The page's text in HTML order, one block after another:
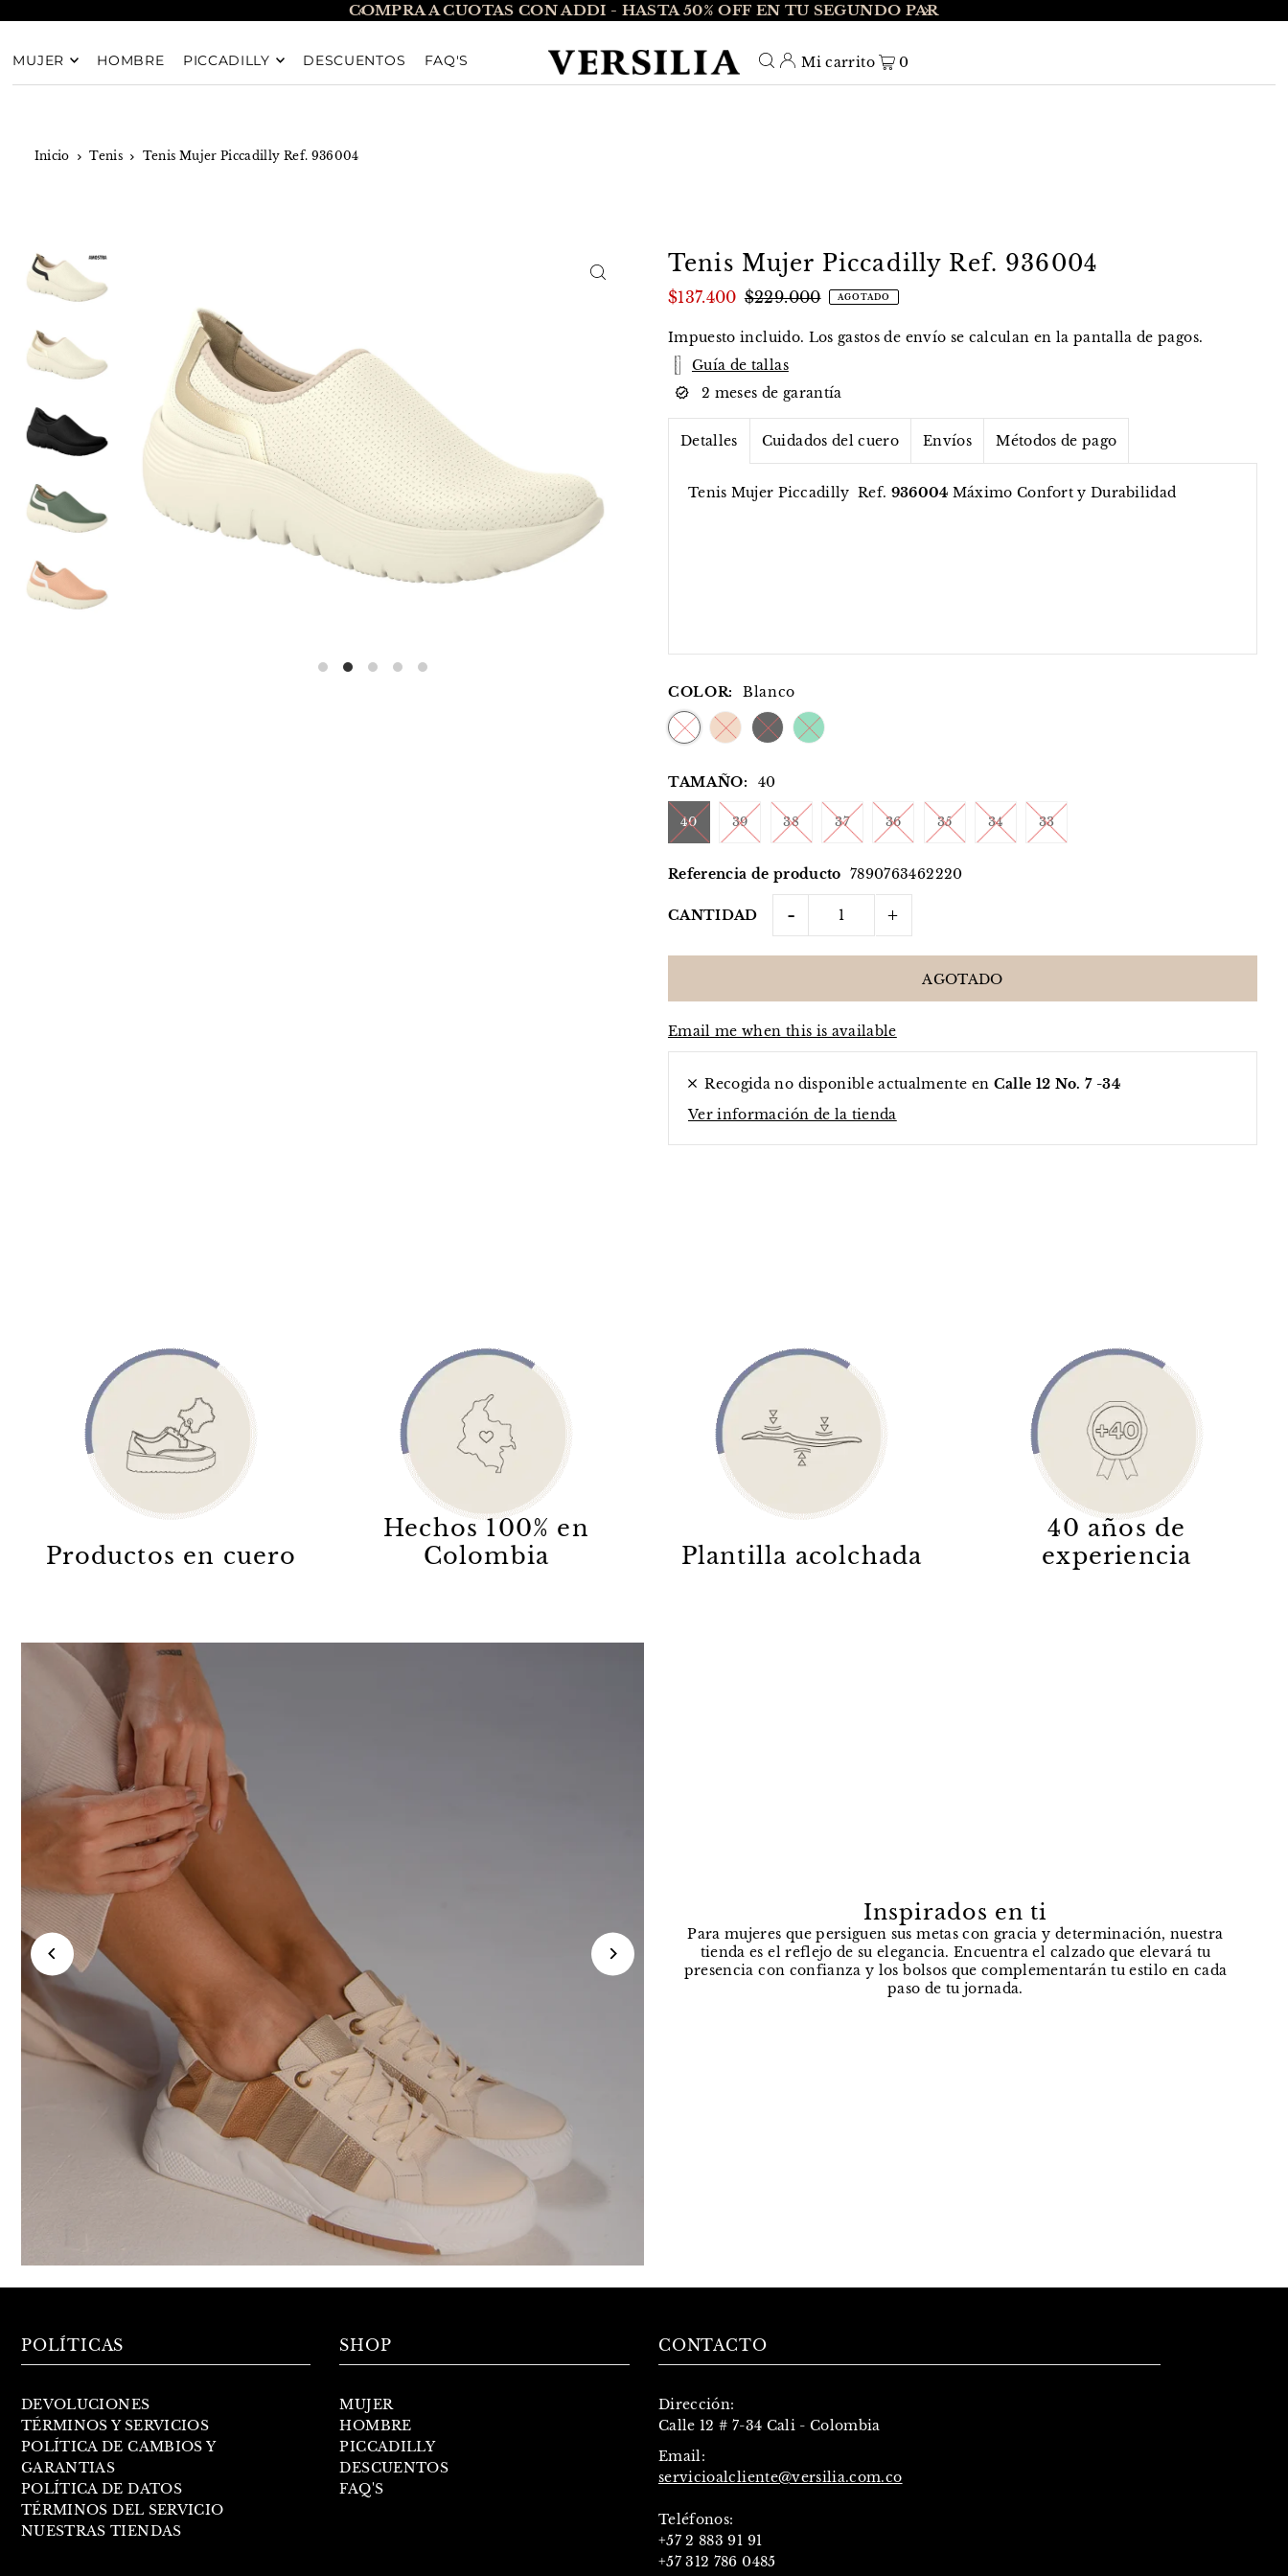
TRANSLATION MISSING: ES.ACCESSIBILITY.SKIP_TO_TEXT
COMPRA A CUOTAS CON ADDI - HASTA 50% OFF EN TU SEGUNDO PAR
MUJER HOMBRE PICCADILLY DESCUENTOS FAQ'S Mi carrito 0
Inicio Tenis Tenis Mujer Piccadilly Ref. 936004
Tenis Mujer Piccadilly Ref. 936004
$137.400 $229.000 AGOTADO
Impuesto incluido. Los gastos de envío se calculan en la pantalla de pagos.
Guía de tallas
2 meses de garantía
Detalles Cuidados del cuero Envíos Métodos de pago
Tenis Mujer Piccadilly Ref. 936004 Máximo Confort y Durabilidad
COLOR: Blanco
TAMAÑO: 40
40 39 38 37 36 35 34 33
Referencia de producto 7890763462220
CANTIDAD - +
Email me when this is available
Recogida no disponible actualmente en Calle 12 No. 7 -34
Ver información de la tienda
Productos en cuero
Hechos 100% en
Colombia
Plantilla acolchada
40 años de
experiencia
Inspirados en ti
Para mujeres que persiguen sus metas con gracia y determinación, nuestra
tienda es el reflejo de su elegancia. Encuentra el calzado que elevará tu
presencia con confianza y los bolsos que complementarán tu estilo en cada
paso de tu jornada.
POLÍTICAS
DEVOLUCIONES
TÉRMINOS Y SERVICIOS
POLÍTICA DE CAMBIOS Y
GARANTIAS
POLÍTICA DE DATOS
TÉRMINOS DEL SERVICIO
NUESTRAS TIENDAS
SHOP
MUJER
HOMBRE
PICCADILLY
DESCUENTOS
FAQ'S
CONTACTO
Dirección:
Calle 12 # 7-34 Cali - Colombia
Email:
servicioalcliente@versilia.com.co
Teléfonos:
+57 2 883 91 91
+57 312 786 0485